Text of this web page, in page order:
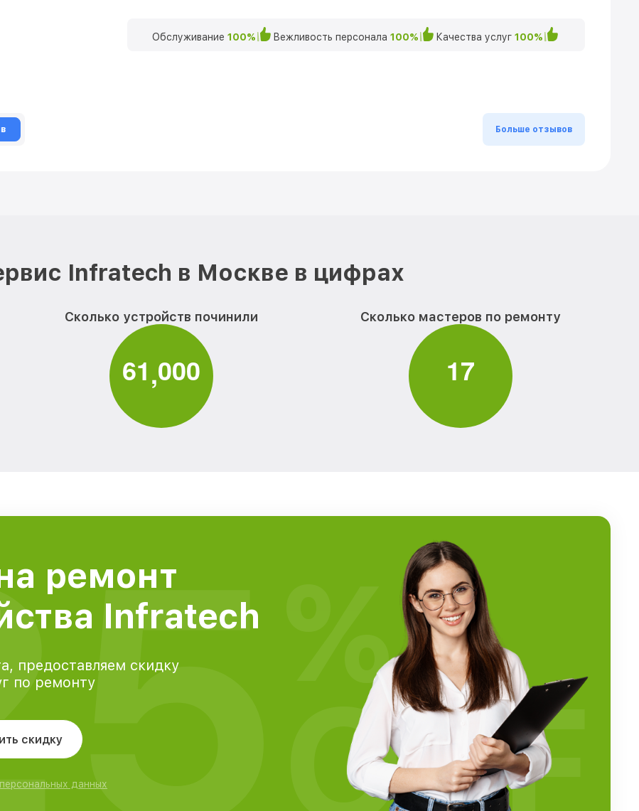
Обслуживание 100% Вежливость персонала 100% Качества услуг 100%
Больше отзывов
Infratech в Москве в цифрах
Сколько устройств починили
61,000
Сколько мастеров по ремонту
17
ремонт
Infratech
предоставляем скидку
по ремонту
скидку
данных
%
OFF